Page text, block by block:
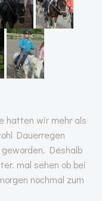
hatten wir mehr als
Dauerregen
Deshalb
mal sehen ob bei
nochmal zum